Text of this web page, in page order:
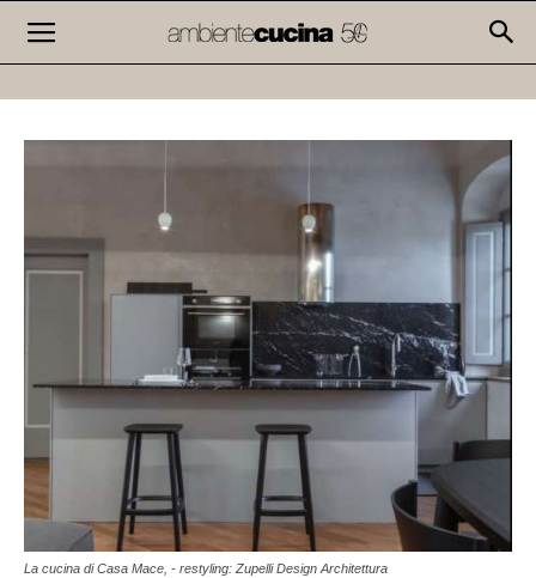
La cucina di Casa Mace, - restyling: Zupelli Design Architettura